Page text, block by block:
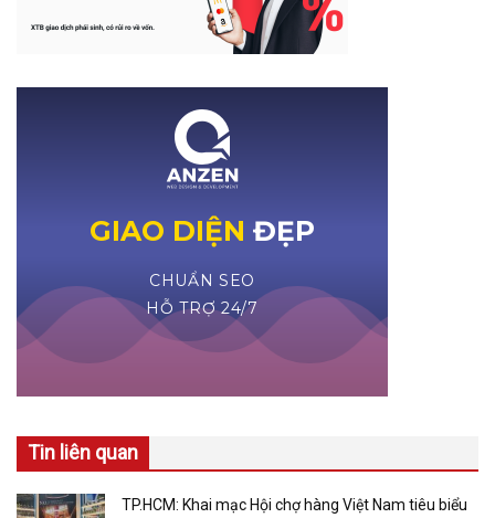
Tin liên quan
TP.HCM: Khai mạc Hội chợ hàng Việt Nam tiêu biểu